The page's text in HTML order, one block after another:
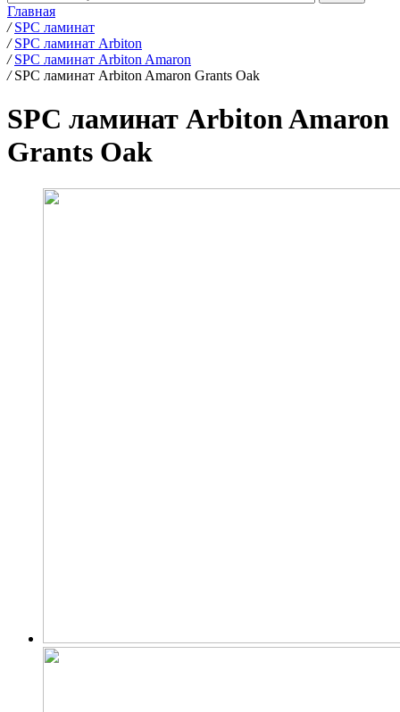
Главная
/ SPC ламинат
/ SPC ламинат Arbiton
/ SPC ламинат Arbiton Amaron
/ SPC ламинат Arbiton Amaron Grants Oak
SPC ламинат Arbiton Amaron
Grants Oak